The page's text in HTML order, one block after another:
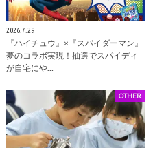
2026.7.29
『ハイチュウ』×『スパイダーマン』
夢のコラボ実現！抽選でスパイディ
が自宅にや…
OTHER